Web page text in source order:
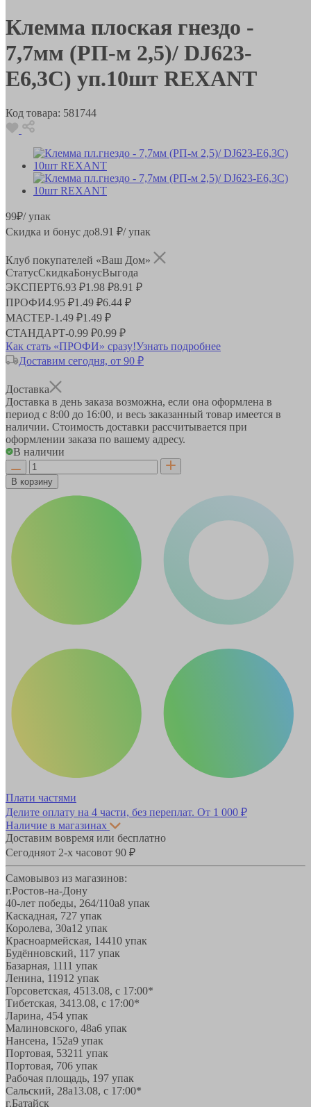
Клемма плоская гнездо -
7,7мм (РП-м 2,5)/ DJ623-
Е6,3С) уп.10шт REXANT
Код товара: 581744
99₽/ упак
Скидка и бонус до8.91 ₽/ упак
Клуб покупателей «Ваш Дом»
СтатусСкидкаБонусВыгода
ЭКСПЕРТ6.93 ₽1.98 ₽8.91 ₽
ПРОФИ4.95 ₽1.49 ₽6.44 ₽
МАСТЕР-1.49 ₽1.49 ₽
СТАНДАРТ-0.99 ₽0.99 ₽
Как стать «ПРОФИ» сразу!Узнать подробнее
Доставим сегодня, от 90 ₽
Доставка
Доставка в день заказа возможна, если она оформлена в
период с 8:00 до 16:00, и весь заказанный товар имеется в
наличии. Стоимость доставки рассчитывается при
оформлении заказа по вашему адресу.
В наличии
В корзину
Плати частями
Делите оплату на 4 части, без переплат. От 1 000 ₽
Наличие в магазинах
Доставим вовремя или бесплатно
Сегодняот 2-х часовот 90 ₽
Самовывоз из магазинов:
г.Ростов-на-Дону
40-лет победы, 264/110а8 упак
Каскадная, 727 упак
Королева, 30а12 упак
Красноармейская, 14410 упак
Будённовский, 11 7 упак
Базарная, 1111 упак
Ленина, 11912 упак
Горсоветская, 4513.08, с 17:00*
Тибетская, 3413.08, с 17:00*
Ларина, 454 упак
Малиновского, 48а6 упак
Нансена, 152а9 упак
Портовая, 53211 упак
Портовая, 706 упак
Рабочая площадь, 197 упак
Сальский, 28a13.08, с 17:00*
г.Батайск